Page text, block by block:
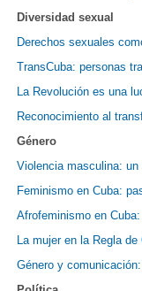
Diversidad sexual
Derechos sexuales
TransCuba: personas
La Revolución es una
Reconocimiento al
Género
Violencia masculina:
Feminismo en Cuba:
Afrofeminismo en
La mujer en la Regla
Género y